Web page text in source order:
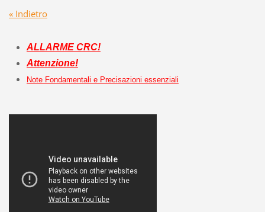
« Indietro
ALLARME CRC!
Attenzione!
Note Fondamentali e Precisazioni essenziali